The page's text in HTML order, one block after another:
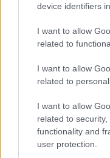
device identifiers
I want to allow
related to
I want to allow
related to
I want to allow
related to
functionality and
user protection.